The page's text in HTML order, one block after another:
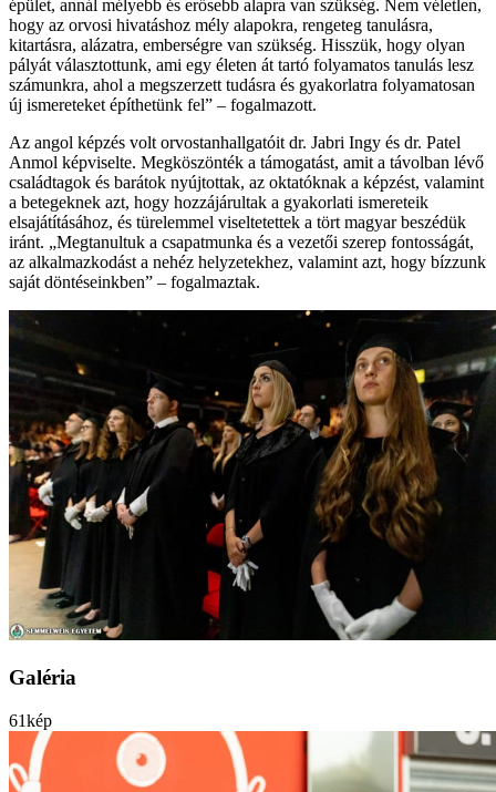
épület, annál mélyebb és erősebb alapra van szükség. Nem véletlen,
hogy az orvosi hivatáshoz mély alapokra, rengeteg tanulásra,
kitartásra, alázatra, emberségre van szükség. Hisszük, hogy olyan
pályát választottunk, ami egy életen át tartó folyamatos tanulás lesz
számunkra, ahol a megszerzett tudásra és gyakorlatra folyamatosan
új ismereteket építhetünk fel” – fogalmazott.
Az angol képzés volt orvostanhallgatóit dr. Jabri Ingy és dr. Patel
Anmol képviselte. Megköszönték a támogatást, amit a távolban lévő
családtagok és barátok nyújtottak, az oktatóknak a képzést, valamint
a betegeknek azt, hogy hozzájárultak a gyakorlati ismereteik
elsajátításához, és türelemmel viseltetettek a tört magyar beszédük
iránt. „Megtanultuk a csapatmunka és a vezetői szerep fontosságát,
az alkalmazkodást a nehéz helyzetekhez, valamint azt, hogy bízzunk
saját döntéseinkben” – fogalmaztak.
Galéria
61kép